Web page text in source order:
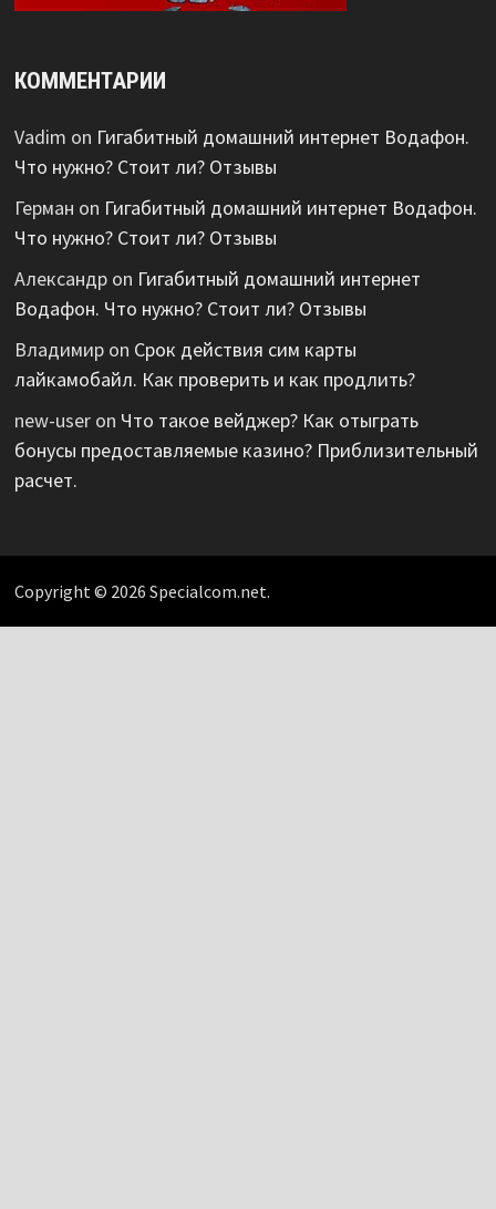
КОММЕНТАРИИ
Vadim on Гигабитный домашний интернет Водафон.
Что нужно? Стоит ли? Отзывы
Герман on Гигабитный домашний интернет Водафон.
Что нужно? Стоит ли? Отзывы
Александрon Гигабитный домашний интернет
Водафон. Что нужно? Стоит ли? Отзывы
Владимирon Срок действия сим карты
лайкамобайл. Как проверить и как продлить?
new-useron Что такое вейджер? Как отыграть
бонусы предоставляемые казино? Приблизительный
расчет.
Copyright © 2026 Specialcom.net.